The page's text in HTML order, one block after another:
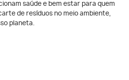
saúde e bem estar para quem
de resíduos no meio ambiente,
planeta.